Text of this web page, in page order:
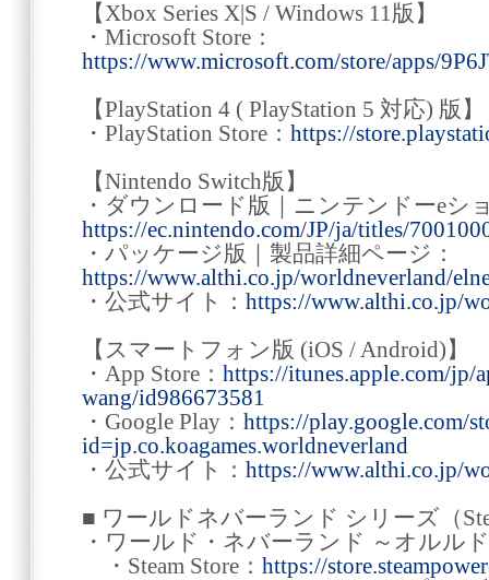
【Xbox Series X|S / Windows 11版】
・Microsoft Store：
https://www.microsoft.com/store/apps/
【PlayStation 4 ( PlayStation 5 対応) 版】
・PlayStation Store： https://
【Nintendo Switch版】
・ダウンロード版｜ニンテンドーeシ
https://ec.nintendo.com/JP/ja/titles/
・パッケージ版｜製品詳細ページ：
https://www.althi.co.jp/worldneverland/
・公式サイト： https://www.althi.co.jp/
【スマートフォン版 (iOS / Android)】
・App Store： https://itunes.apple.com/jp/
wang/id986673581
・Google Play： https://play.google.com/
id=jp.co.koagames.worldneverland
・公式サイト： https://www.althi.co.jp/
■ ワールドネバーランド シリーズ（
・ワールド・ネバーランド ～オルル
・Steam Store： https://